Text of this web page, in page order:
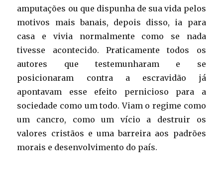
amputações ou que dispunha de sua vida pelos
motivos mais banais, depois disso, ia para
casa e vivia normalmente como se nada
tivesse acontecido. Praticamente todos os
autores que testemunharam e se
posicionaram contra a escravidão já
apontavam esse efeito pernicioso para a
sociedade como um todo. Viam o regime como
um cancro, como um vício a destruir os
valores cristãos e uma barreira aos padrões
morais e desenvolvimento do país.